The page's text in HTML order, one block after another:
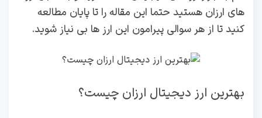
های ارزان هستید حتما این مقاله را تا پایان مطالعه
کنید تا از هر سوالی پیرامون این ارز ها بی نیاز شوید.
بهترین ارز دیجیتال ارزان چیست؟